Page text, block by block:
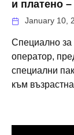
и платено
January 10,
Специално за
оператор,
специални
към